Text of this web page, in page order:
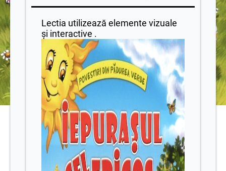
Lectia utilizează elemente vizuale
și interactive .